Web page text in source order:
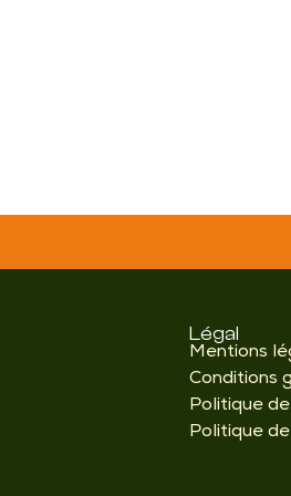
Légal
Mentions
Conditions
Politique
Politique de